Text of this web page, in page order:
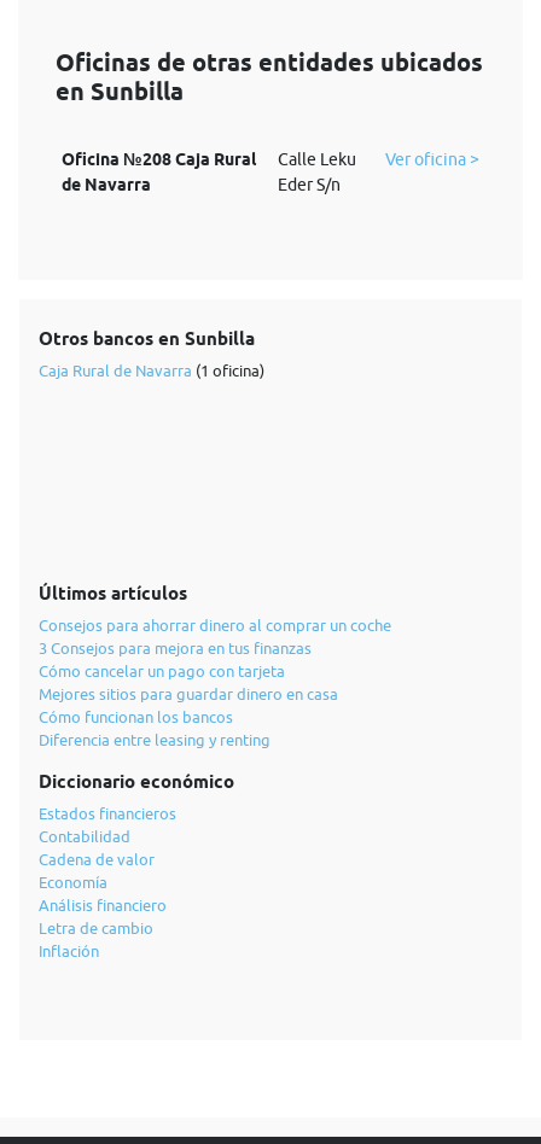
Oficinas de otras entidades ubicados
en Sunbilla
Oficina №208 Caja Rural
de Navarra
Calle Leku
Eder S/n
Ver oficina >
Otros bancos en Sunbilla
Caja Rural de Navarra (1 oficina)
Últimos artículos
Consejos para ahorrar dinero al comprar un coche
3 Consejos para mejora en tus finanzas
Cómo cancelar un pago con tarjeta
Mejores sitios para guardar dinero en casa
Cómo funcionan los bancos
Diferencia entre leasing y renting
Diccionario económico
Estados financieros
Contabilidad
Cadena de valor
Economía
Análisis financiero
Letra de cambio
Inflación